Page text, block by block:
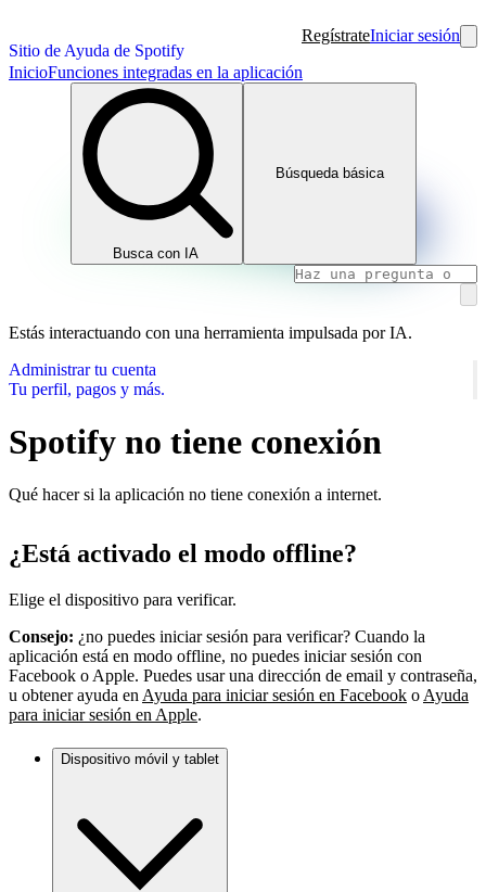
Sitio de Ayuda de Spotify
RegístrateIniciar sesión
InicioFunciones integradas en la aplicación
Busca con IA
Búsqueda básica
Estás interactuando con una herramienta impulsada por IA.
Administrar tu cuenta
Tu perfil, pagos y más.
Spotify no tiene conexión
Qué hacer si la aplicación no tiene conexión a internet.
¿Está activado el modo offline?
Elige el dispositivo para verificar.
Consejo: ¿no puedes iniciar sesión para verificar? Cuando la
aplicación está en modo offline, no puedes iniciar sesión con
Facebook o Apple. Puedes usar una dirección de email y contraseña,
u obtener ayuda en Ayuda para iniciar sesión en Facebook o Ayuda
para iniciar sesión en Apple.
Dispositivo móvil y tablet